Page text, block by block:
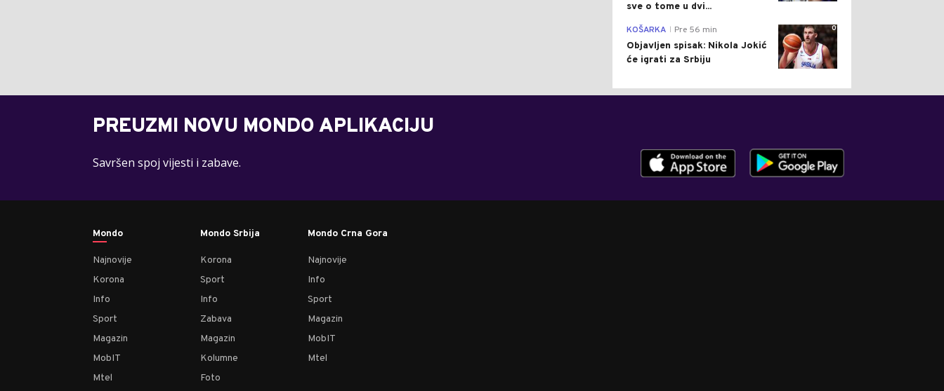
sve o tome u dvi...
0
KOŠARKA Pre 56 min
Objavljen spisak: Nikola Jokić
će igrati za Srbiju
PREUZMI NOVU MONDO APLIKACIJU
Savršen spoj vijesti i zabave.
Mondo
Najnovije
Korona
Info
Sport
Magazin
MobIT
Mtel
Mondo Srbija
Korona
Sport
Info
Zabava
Magazin
Kolumne
Foto
Mondo Crna Gora
Najnovije
Info
Sport
Magazin
MobIT
Mtel